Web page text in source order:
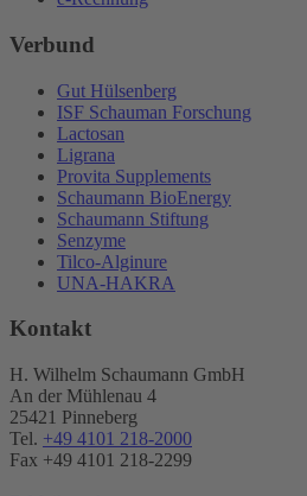
Verbund
Gut Hülsenberg
ISF Schauman Forschung
Lactosan
Ligrana
Provita Supplements
Schaumann BioEnergy
Schaumann Stiftung
Senzyme
Tilco-Alginure
UNA-HAKRA
Kontakt
H. Wilhelm Schaumann GmbH
An der Mühlenau 4
25421 Pinneberg
Tel. +49 4101 218-2000
Fax +49 4101 218​-2299